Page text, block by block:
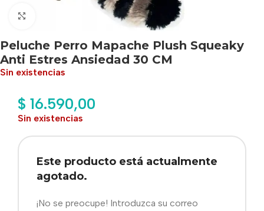
Haga clic para ampliar
Peluche Perro Mapache Plush Squeaky
Anti Estres Ansiedad 30 CM
Sin existencias
$ 16.590,00
Sin existencias
Este producto está actualmente
agotado.
¡No se preocupe! Introduzca su correo